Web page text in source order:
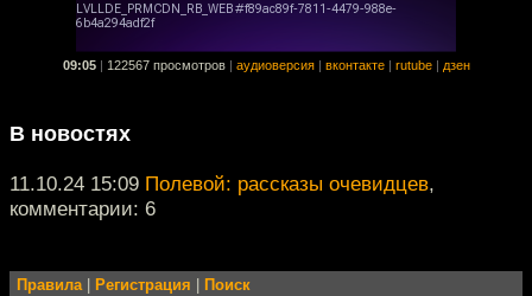
09:05 122567 просмотров аудиоверсия вконтакте rutube дзен
В новостях
11.10.24 15:09 Полевой: рассказы очевидцев,
комментарии: 6
Правила| Регистрация Поиск